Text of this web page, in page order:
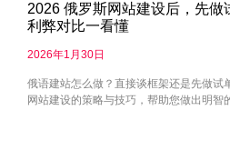
2026 俄罗斯网站建设后，先做
利弊对比一看懂
2026年1月30日
俄语建站怎么做？直接谈框架还是先做试
网站建设的策略与技巧，帮助您做出明智